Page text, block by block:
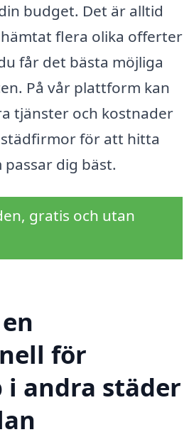
budget. Det är alltid
flera olika offerter
får det bästa möjliga
På vår plattform kan
tjänster och kostnader
för att hitta
dig bäst.
gratis och utan
för
andra städer